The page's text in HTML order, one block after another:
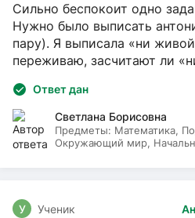
Сильно беспокоит одно
Нужно было выписать
пару). Я выписала «ни
переживаю, засчитают ли
Ответ дан
Светлана Борисовна
Предметы: Математика,
Окружающий мир,
У Ученик